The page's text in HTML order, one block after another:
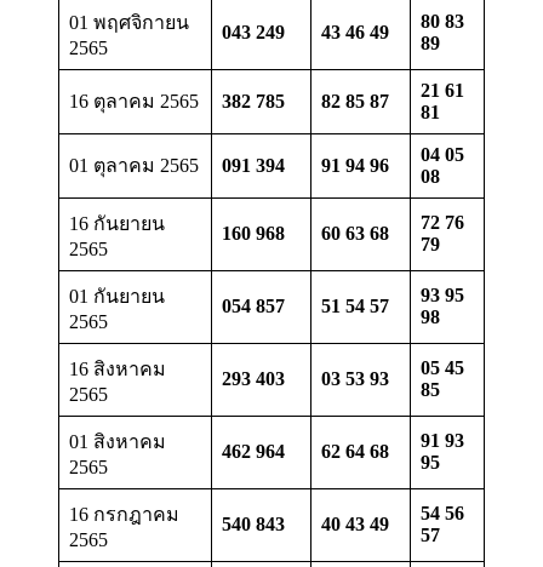
01 พฤศจิกายน
2565
043 249 43 46 49
80 83
89
16 ตุลาคม 2565 382 785 82 85 87
21 61
81
01 ตุลาคม 2565 091 394 91 94 96
04 05
08
16 กันยายน
2565
160 968 60 63 68
72 76
79
01 กันยายน
2565
054 857 51 54 57
93 95
98
16 สิงหาคม
2565
293 403 03 53 93
05 45
85
01 สิงหาคม
2565
462 964 62 64 68
91 93
95
16 กรกฎาคม
2565
540 843 40 43 49
54 56
57